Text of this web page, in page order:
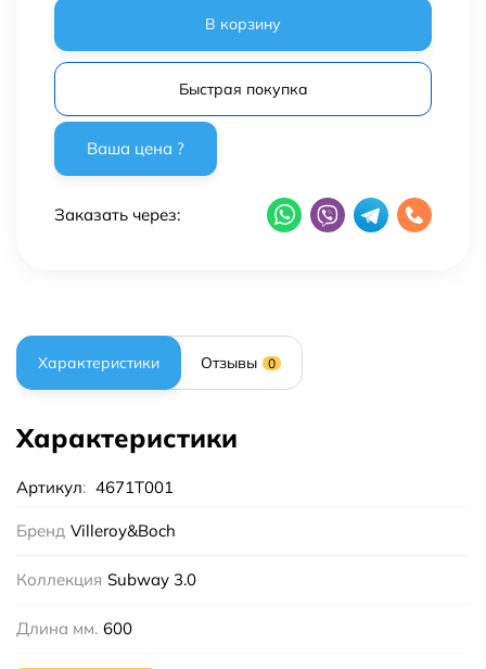
В корзину
Быстрая покупка
Заказать через:
Характеристики Отзывы 0
Характеристики
Артикул: 4671T001
Бренд Villeroy&Boch
Коллекция Subway 3.0
Длина мм. 600